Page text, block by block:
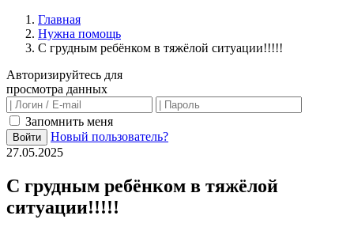
Главная
Нужна помощь
С грудным ребёнком в тяжёлой ситуации!!!!!
Авторизируйтесь для
просмотра данных
Запомнить меня
Войти
Новый пользователь?
27.05.2025
С грудным ребёнком в тяжёлой
ситуации!!!!!